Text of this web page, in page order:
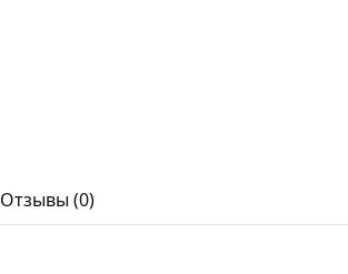
Отзывы (0)